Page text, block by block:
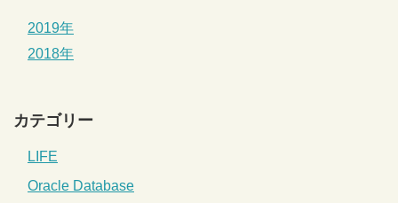
2019年
2018年
カテゴリー
LIFE
Oracle Database